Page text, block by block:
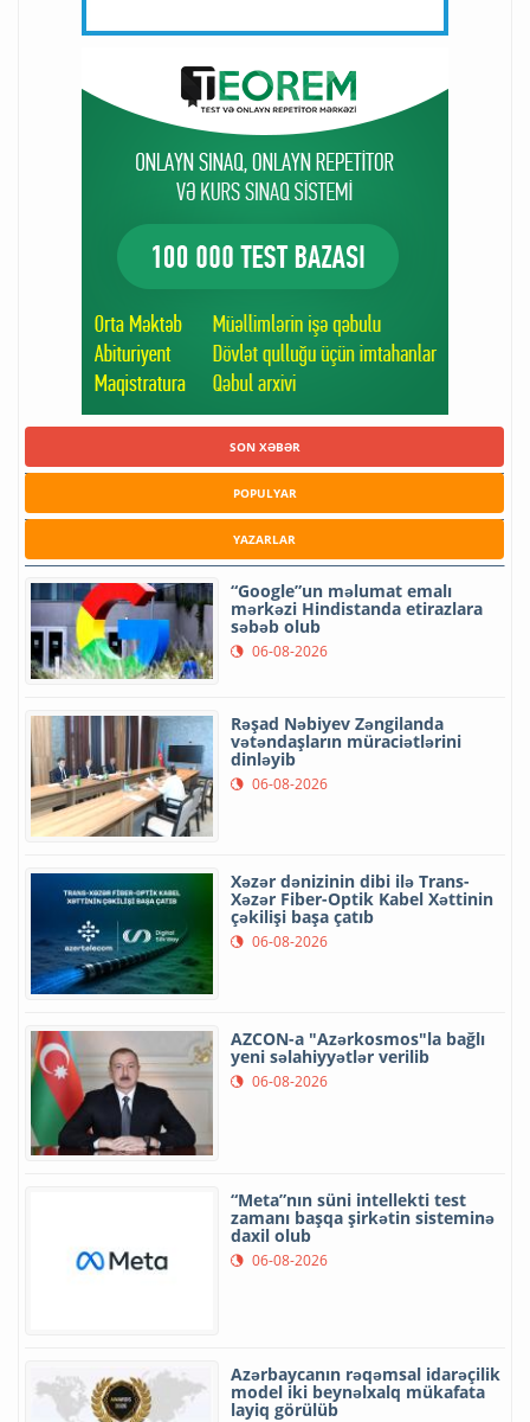
SON XƏBƏR
POPULYAR
YAZARLAR
“Google”un məlumat emalı
mərkəzi Hindistanda etirazlara
səbəb olub
06-08-2026
Rəşad Nəbiyev Zəngilanda
vətəndaşların müraciətlərini
dinləyib
06-08-2026
Xəzər dənizinin dibi ilə Trans-
Xəzər Fiber-Optik Kabel Xəttinin
çəkilişi başa çatıb
06-08-2026
AZCON-a "Azərkosmos"la bağlı
yeni səlahiyyətlər verilib
06-08-2026
“Meta”nın süni intellekti test
zamanı başqa şirkətin sisteminə
daxil olub
06-08-2026
Azərbaycanın rəqəmsal idarəçilik
model iki beynəlxalq mükafata
layiq görülüb